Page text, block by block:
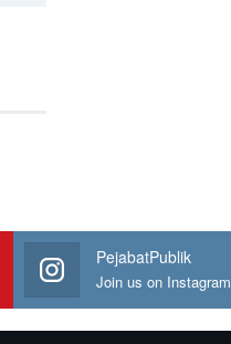
PejabatPublik
Join us on Instagram